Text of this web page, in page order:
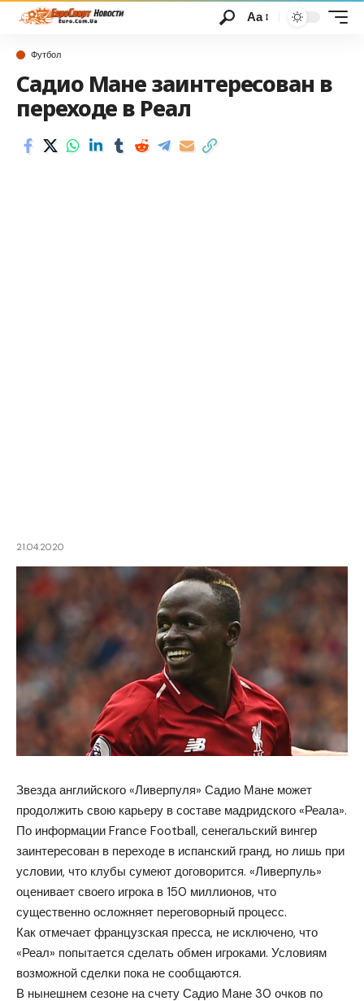
Аа
Футбол
Садио Мане заинтересован в
переходе в Реал
21.04.2020
Звезда английского «Ливерпуля» Садио Мане может
продолжить свою карьеру в составе мадридского «Реала».
По информации France Football, сенегальский вингер
заинтересован в переходе в испанский гранд, но лишь при
условии, что клубы сумеют договорится. «Ливерпуль»
оценивает своего игрока в 150 миллионов, что
существенно осложняет переговорный процесс.
Как отмечает французская пресса, не исключено, что
«Реал» попытается сделать обмен игроками. Условиям
возможной сделки пока не сообщаются.
В нынешнем сезоне на счету Садио Мане 30 очков по